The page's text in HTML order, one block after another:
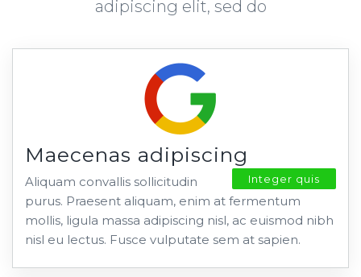
adipiscing elit, sed do
Maecenas adipiscing
Integer quis
Aliquam convallis sollicitudin
purus. Praesent aliquam, enim at fermentum
mollis, ligula massa adipiscing nisl, ac euismod nibh
nisl eu lectus. Fusce vulputate sem at sapien.